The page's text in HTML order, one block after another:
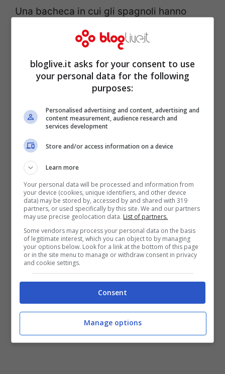
Una bacheca in cui gli spagnoli hanno
fatto spazio per aggiungere un’altra coppa
dalle grandi orecchie, sognando magari di
soffiarla ai rivali di sempre del Real
Madrid. Tra le spagnole e ilClassico finale
ci sono però le due formazioni tedesche:
se il Barcellona dovrà vedersela con il
Bayern, i blancos devono liberarsi dei
terribili ragazzi del Borussia Dortmund
vera rivelazione di questa Champions. I
giallo-neri hanno già battuto il Real Madrid
quest’anno nella fase a gironi e sognano il
clamoroso bis.
bloglive.it asks for your consent to use
your personal data for the following
purposes:
Personalised advertising and content, advertising and
content measurement, audience research and
services development
Store and/or access information on a device
Learn more
Your personal data will be processed and information from
your device (cookies, unique identifiers, and other device
data) may be stored by, accessed by and shared with 319
partners, or used specifically by this site. We and our partners
may use precise geolocation data. List of partners.
Some vendors may process your personal data on the basis
of legitimate interest, which you can object to by managing
your options below. Look for a link at the bottom of this page
or in the site menu to manage or withdraw consent in privacy
and cookie settings.
Consent
Manage options